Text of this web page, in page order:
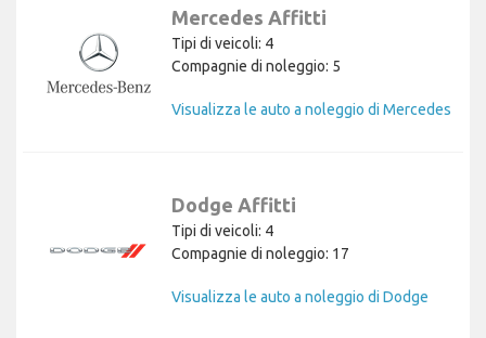
Mercedes Affitti
Tipi di veicoli: 4
Compagnie di noleggio: 5
Visualizza le auto a noleggio di Mercedes
Dodge Affitti
Tipi di veicoli: 4
Compagnie di noleggio: 17
Visualizza le auto a noleggio di Dodge